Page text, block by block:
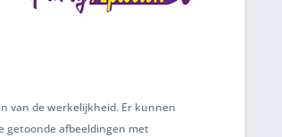
van de werkelijkheid. Er kunnen
getoonde afbeeldingen met